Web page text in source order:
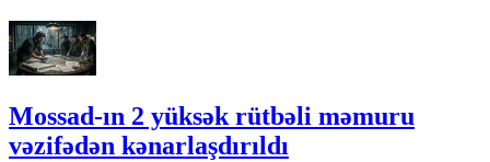
Mossad-ın 2 yüksək rütbəli məmuru
vəzifədən kənarlaşdırıldı